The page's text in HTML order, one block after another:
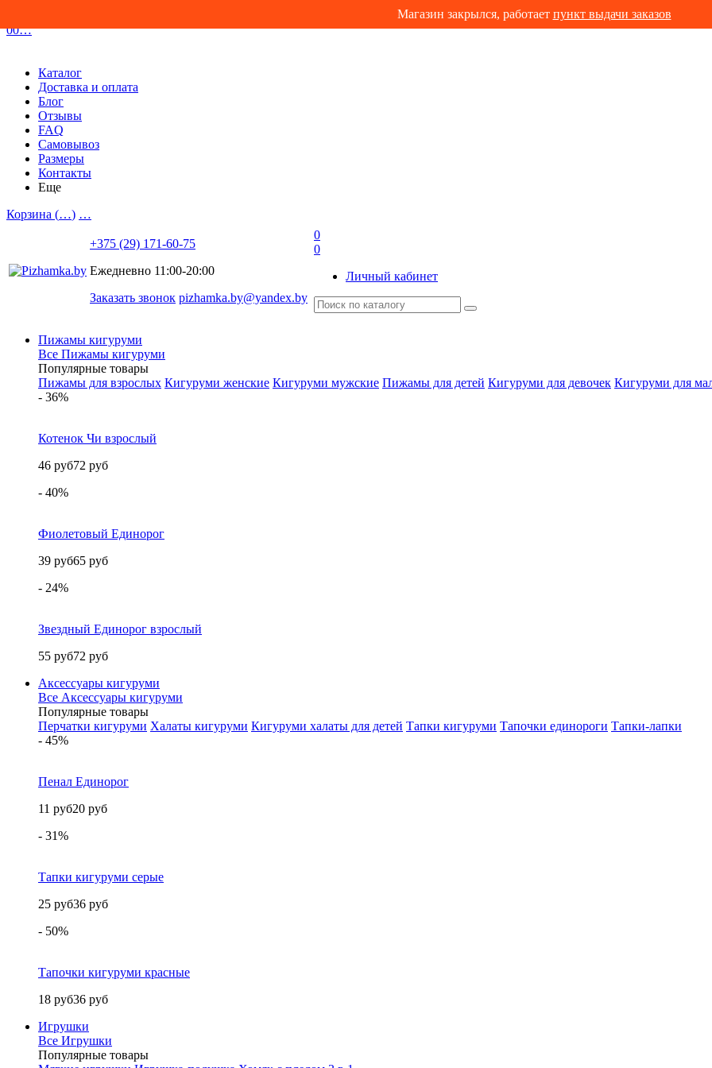
00…
Магазин закрылся, работает пункт выдачи заказов
Каталог
Доставка и оплата
Блог
Отзывы
FAQ
Самовывоз
Размеры
Контакты
Еще
Корзина (…) …
+375 (29) 171-60-75
Ежедневно 11:00-20:00
Заказать звонок pizhamka.by@yandex.by
0
0
Личный кабинет
Пижамы кигуруми
Все Пижамы кигуруми
Популярные товары
Пижамы для взрослых Кигуруми женские Кигуруми мужские Пижамы для детей Кигуруми для девочек Кигуруми для
- 36%
Котенок Чи взрослый
46 руб72 руб
- 40%
Фиолетовый Единорог
39 руб65 руб
- 24%
Звездный Единорог взрослый
55 руб72 руб
Аксессуары кигуруми
Все Аксессуары кигуруми
Популярные товары
Перчатки кигуруми Халаты кигуруми Кигуруми халаты для детей Тапки кигуруми Тапочки единороги Тапки-лапки
- 45%
Пенал Единорог
11 руб20 руб
- 31%
Тапки кигуруми серые
25 руб36 руб
- 50%
Тапочки кигуруми красные
18 руб36 руб
Игрушки
Все Игрушки
Популярные товары